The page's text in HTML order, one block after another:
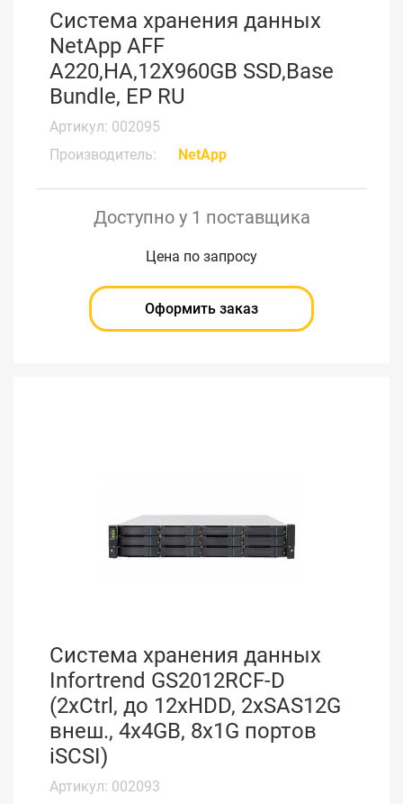
Система хранения данных
NetApp AFF
A220,HA,12X960GB SSD,Base
Bundle, EP RU
Артикул: 002095
Производитель:
NetApp
Доступно у 1 поставщика
Цена по запросу
Оформить заказ
Система хранения данных
Infortrend GS2012RCF-D
(2xCtrl, до 12xHDD, 2xSAS12G
внеш., 4x4GB, 8x1G портов
iSCSI)
Артикул: 002093